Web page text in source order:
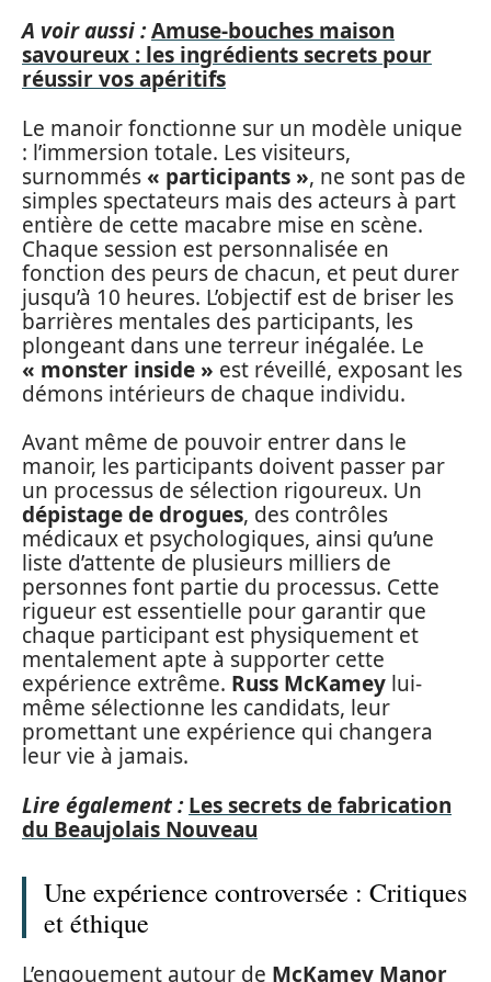
A voir aussi :Amuse-bouches maison
savoureux : les ingrédients secrets pour
réussir vos apéritifs
Le manoir fonctionne sur un modèle unique
: l’immersion totale. Les visiteurs,
surnommés « participants », ne sont pas de
simples spectateurs mais des acteurs à part
entière de cette macabre mise en scène.
Chaque session est personnalisée en
fonction des peurs de chacun, et peut durer
jusqu’à 10 heures. L’objectif est de briser les
barrières mentales des participants, les
plongeant dans une terreur inégalée. Le
« monster inside » est réveillé, exposant les
démons intérieurs de chaque individu.
Avant même de pouvoir entrer dans le
manoir, les participants doivent passer par
un processus de sélection rigoureux. Un
dépistage de drogues, des contrôles
médicaux et psychologiques, ainsi qu’une
liste d’attente de plusieurs milliers de
personnes font partie du processus. Cette
rigueur est essentielle pour garantir que
chaque participant est physiquement et
mentalement apte à supporter cette
expérience extrême. Russ McKamey lui-
même sélectionne les candidats, leur
promettant une expérience qui changera
leur vie à jamais.
Lire également : Les secrets de fabrication
du Beaujolais Nouveau
Une expérience controversée : Critiques
et éthique
L’engouement autour de McKamey Manor